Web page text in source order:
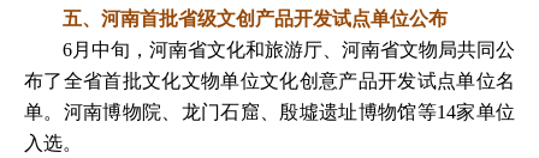
五、河南首批省级文创产品开发试点单位公布
6月中旬，河南省文化和旅游厅、河南省文物局共同公
布了全省首批文化文物单位文化创意产品开发试点单位名
单。河南博物院、龙门石窟、殷墟遗址博物馆等14家单位
入选。